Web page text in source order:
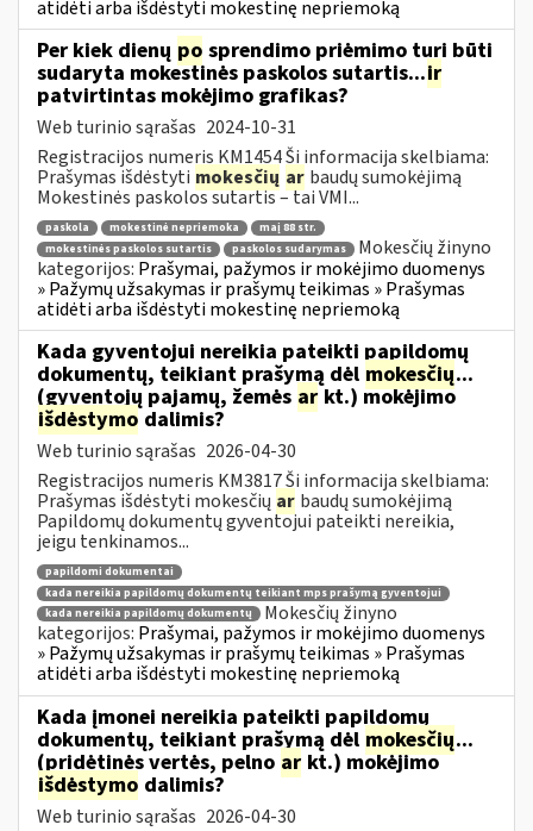
atidėti arba išdėstyti mokestinę nepriemoką
Per kiek dienų po sprendimo priėmimo turi būti
sudaryta mokestinės paskolos sutartis...ir
patvirtintas mokėjimo grafikas?
Web turinio sąrašas 2024-10-31
Registracijos numeris KM1454 Ši informacija skelbiama:
Prašymas išdėstyti mokesčių ar baudų sumokėjimą
Mokestinės paskolos sutartis – tai VMI...
paskola mokestinė nepriemoka
maį 88 str.
mokestinės paskolos sutartis
paskolos sudarymas
Mokesčių žinyno
kategorijos: Prašymai, pažymos ir mokėjimo duomenys
» Pažymų užsakymas ir prašymų teikimas » Prašymas
atidėti arba išdėstyti mokestinę nepriemoką
Kada gyventojui nereikia pateikti papildomų
dokumentų, teikiant prašymą dėl mokesčių...
(gyventojų pajamų, žemės ar kt.) mokėjimo
išdėstymo dalimis?
Web turinio sąrašas 2026-04-30
Registracijos numeris KM3817 Ši informacija skelbiama:
Prašymas išdėstyti mokesčių ar baudų sumokėjimą
Papildomų dokumentų gyventojui pateikti nereikia,
jeigu tenkinamos...
papildomi dokumentai
kada nereikia papildomų dokumentų teikiant mps prašymą gyventojui
kada nereikia papildomų dokumentų
Mokesčių žinyno
kategorijos: Prašymai, pažymos ir mokėjimo duomenys
» Pažymų užsakymas ir prašymų teikimas » Prašymas
atidėti arba išdėstyti mokestinę nepriemoką
Kada įmonei nereikia pateikti papildomų
dokumentų, teikiant prašymą dėl mokesčių...
(pridėtinės vertės, pelno ar kt.) mokėjimo
išdėstymo dalimis?
Web turinio sąrašas 2026-04-30